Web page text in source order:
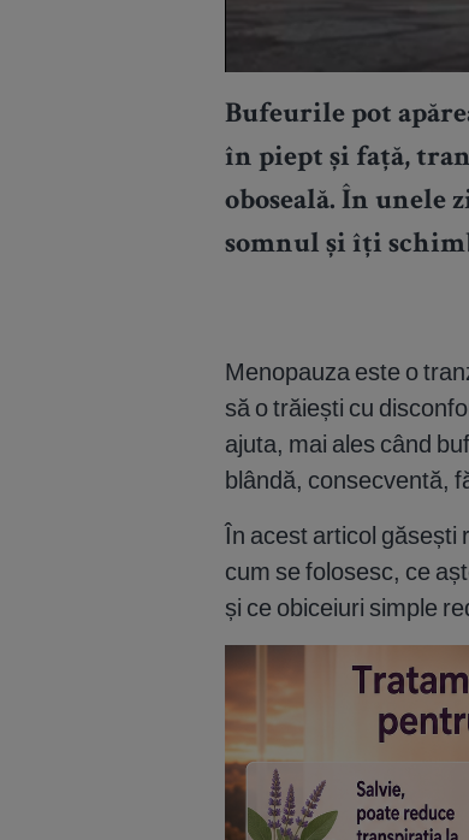
Bufeurile pot
în piept și față,
oboseală. În
somnul și îți
Menopauza este o
să o trăiești cu
ajuta, mai ales când
blândă, consecventă,
În acest articol găsești
cum se folosesc, ce
și ce obiceiuri simple